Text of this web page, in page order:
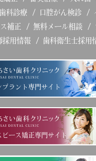
科診療 口腔がん検診
補正
無料メール相談
採用情報
歯科衛生士採用
プラント専門サイト
ピース矯正専門サイト